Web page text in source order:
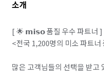
소개
[ 🌟 𝗺𝗶𝘀𝗼 품질 우수 파트너 ]
<전국 1,200명의 미소 파트
많은 고객님들의 선택을 받고